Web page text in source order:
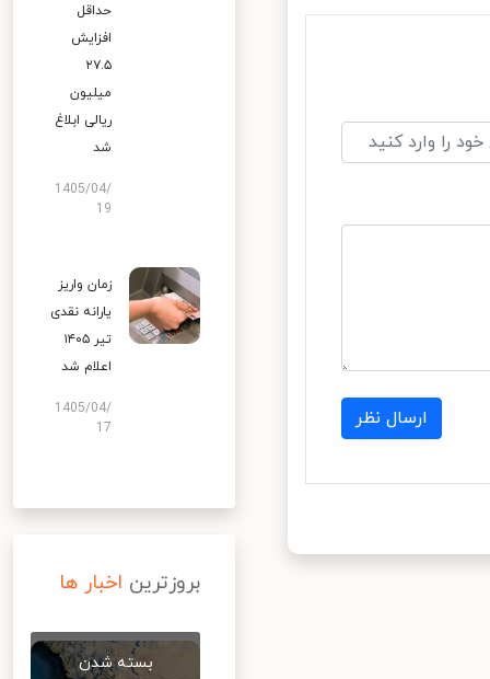
ارسال نظر
حداقل
افزایش
۲۷.۵
میلیون
ریالی ابلاغ
شد
1405/04/
19
زمان واریز
یارانه نقدی
تیر ۱۴۰۵
اعلام شد
1405/04/
17
بروزترین اخبار ها
بسته شدن